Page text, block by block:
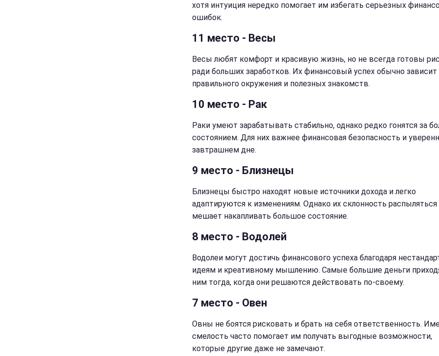
хотя интуиция нередко помогает им избегать серьезных
ошибок.
11 место - Весы
Весы любят комфорт и красивую жизнь, но не всегда готовы
ради больших заработков. Их финансовый успех обычно зависит
правильного окружения и полезных знакомств.
10 место - Рак
Раки умеют зарабатывать стабильно, однако редко гонятся за
состоянием. Для них важнее финансовая безопасность и
завтрашнем дне.
9 место - Близнецы
Близнецы быстро находят новые источники дохода и легко
адаптируются к изменениям. Однако их склонность распыляться
мешает накапливать большое состояние.
8 место - Водолей
Водолеи могут достичь финансового успеха благодаря
идеям и креативному мышлению. Самые большие деньги
ним тогда, когда они решаются действовать по-своему.
7 место - Овен
Овны не боятся рисковать и брать на себя ответственность.
смелость часто помогает им получать выгодные возможности,
которые другие даже не замечают.